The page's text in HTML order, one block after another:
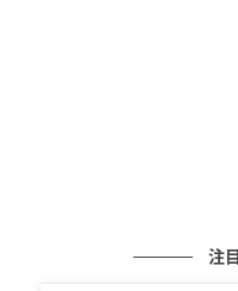
だ。今回、僕が初夏の
注